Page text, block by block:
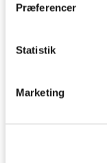
Præferencer
Statistik
Marketing
16. februar 2026 kl. 09:34
cremefraiche og
besvar